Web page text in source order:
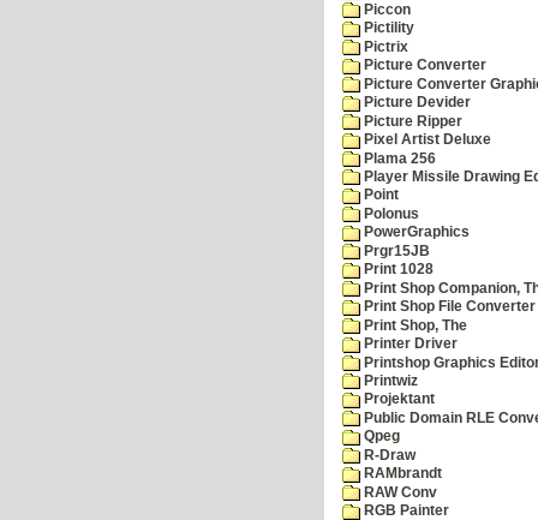
Piccon
Pictility
Pictrix
Picture Converter
Picture Converter
Picture Devider
Picture Ripper
Pixel Artist Deluxe
Plama 256
Player Missile Drawing
Point
Polonus
PowerGraphics
Prgr15JB
Print 1028
Print Shop Companion,
Print Shop File Converter
Print Shop, The
Printer Driver
Printshop Graphics
Printwiz
Projektant
Public Domain RLE
Qpeg
R-Draw
RAMbrandt
RAW Conv
RGB Painter